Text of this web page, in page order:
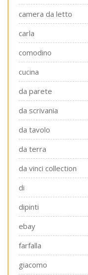
camera da letto
carla
comodino
cucina
da parete
da scrivania
da tavolo
da terra
da vinci collection
di
dipinti
ebay
farfalla
giacomo